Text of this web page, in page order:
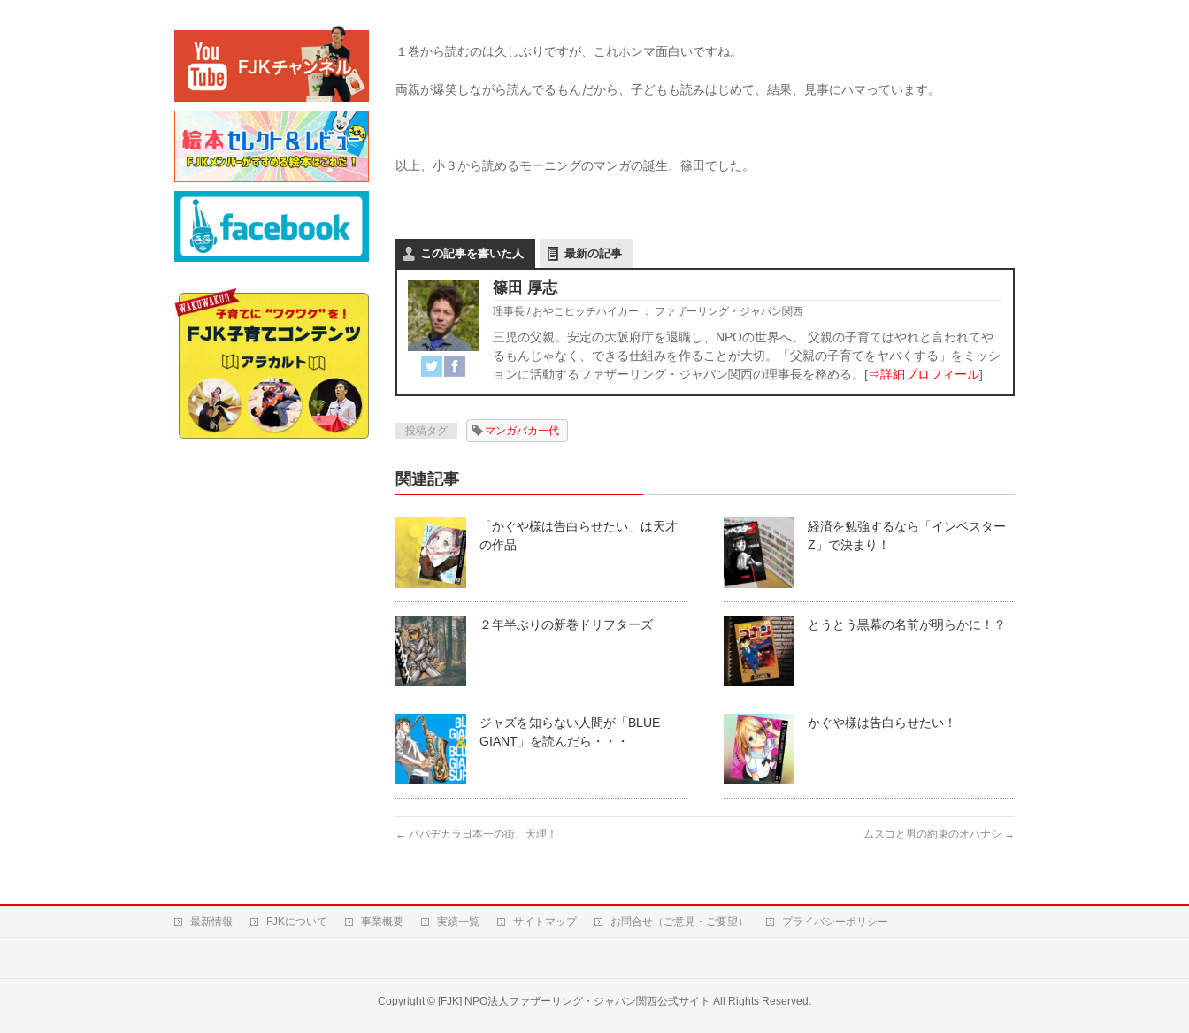
１巻から読むのは久しぶりですが、これホンマ面白いですね。
両親が爆笑しながら読んでるもんだから、子どもも読みはじめて、結果、見事にハマっています。
以上、小３から読めるモーニングのマンガの誕生、篠田でした。
この記事を書いた人 最新の記事
篠田 厚志
理事長 / おやこヒッチハイカー ： ファザーリング・ジャパン関西
三児の父親。安定の大阪府庁を退職し、NPOの世界へ。 父親の子育てはやれと言われてや
るもんじゃなく、できる仕組みを作ることが大切。「父親の子育てをヤバくする」をミッシ
ョンに活動するファザーリング・ジャパン関西の理事長を務める。[⇒詳細プロフィール]
投稿タグ マンガバカ一代
関連記事
「かぐや様は告白らせたい」は天才
の作品
経済を勉強するなら「インベスター
Z」で決まり！
２年半ぶりの新巻ドリフターズ とうとう黒幕の名前が明らかに！？
ジャズを知らない人間が「BLUE
GIANT」を読んだら・・・
かぐや様は告白らせたい！
← パパヂカラ日本一の街、天理！ ムスコと男の約束のオハナシ →
最新情報 FJKについて 事業概要 実績一覧 サイトマップ お問合せ（ご意見・ご要望） プライバシーポリシー
Copyright © [FJK] NPO法人ファザーリング・ジャパン関西公式サイト All Rights Reserved.